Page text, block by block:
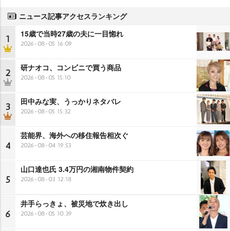
ニュース記事アクセスランキング
1 15歳で当時27歳の夫に一目惚れ
2026-08-05 16:09
2 研ナオコ、コンビニで買う商品
2026-08-05 15:10
3 田中みな実、うっかりネタバレ
2026-08-05 15:32
4
芸能界、海外への移住報告相次ぐ
2026-08-04 19:53
5
山口達也氏 3.4万円の湘南物件契約
2026-08-03 12:18
6
井手らっきょ、被災地で炊き出し
2026-08-05 10:39